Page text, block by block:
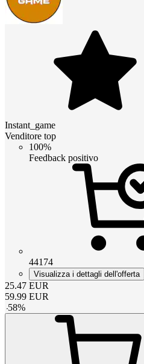
Instant_game
Venditore top
100%
Feedback positivo
44174
Visualizza i dettagli dell'offerta
25.47 EUR
59.99 EUR
-58%